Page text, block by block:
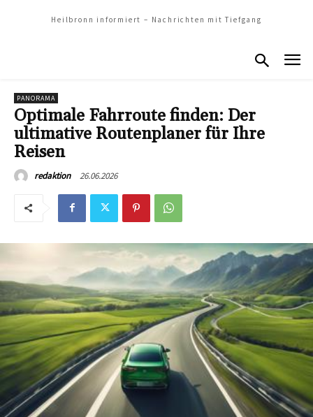
Heilbronn informiert – Nachrichten mit Tiefgang
PANORAMA
Optimale Fahrroute finden: Der
ultimative Routenplaner für Ihre
Reisen
redaktion 26.06.2026